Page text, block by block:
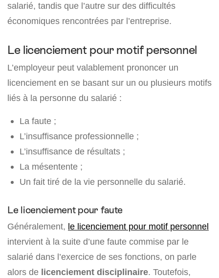
salarié, tandis que l’autre sur des difficultés
économiques rencontrées par l’entreprise.
Le licenciement pour motif personnel
L’employeur peut valablement prononcer un
licenciement en se basant sur un ou plusieurs motifs
liés à la personne du salarié :
La faute ;
L’insuffisance professionnelle ;
L’insuffisance de résultats ;
La mésentente ;
Un fait tiré de la vie personnelle du salarié.
Le licenciement pour faute
Généralement, le licenciement pour motif personnel
intervient à la suite d’une faute commise par le
salarié dans l’exercice de ses fonctions, on parle
alors de licenciement disciplinaire. Toutefois,